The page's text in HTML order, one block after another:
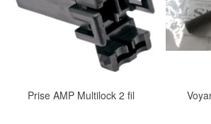
Prise AMP Multilock 2 fil